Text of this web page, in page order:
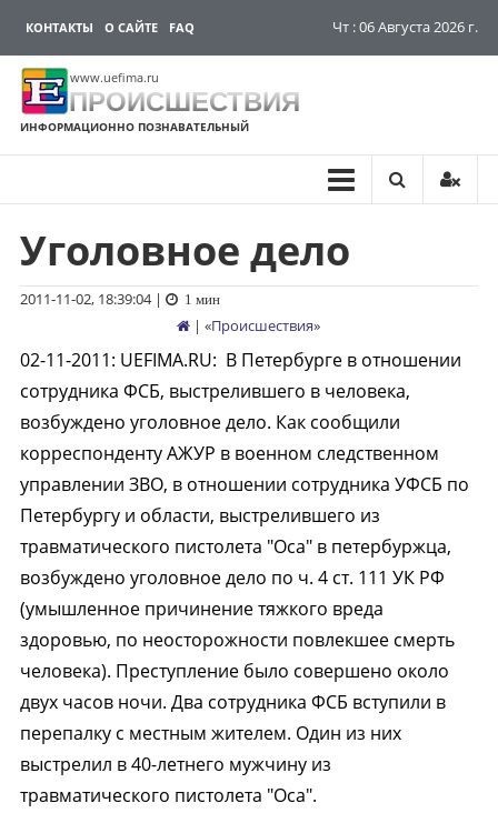
КОНТАКТЫ О САЙТЕ FAQ Чт : 06 Августа 2026 г.
www.uefima.ru
ПРОИСШЕСТВИЯ
ИНФОРМАЦИОННО ПОЗНАВАТЕЛЬНЫЙ
Перейти
содержимому
Уголовное дело
2011-11-02, 18:39:04| 1 мин
| «Происшествия»
02-11-2011: UEFIMA.RU: В Петербурге в отношении
сотрудника ФСБ, выстрелившего в человека,
возбуждено уголовное дело. Как сообщили
корреспонденту АЖУР в военном следственном
управлении ЗВО, в отношении сотрудника УФСБ по
Петербургу и области, выстрелившего из
травматического пистолета "Оса" в петербуржца,
возбуждено уголовное дело по ч. 4 ст. 111 УК РФ
(умышленное причинение тяжкого вреда
здоровью, по неосторожности повлекшее смерть
человека). Преступление было совершено около
двух часов ночи. Два сотрудника ФСБ вступили в
перепалку с местным жителем. Один из них
выстрелил в 40-летнего мужчину из
травматического пистолета "Оса".